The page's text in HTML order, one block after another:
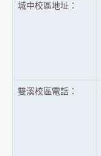
城中校區地址：
雙溪校區電話：